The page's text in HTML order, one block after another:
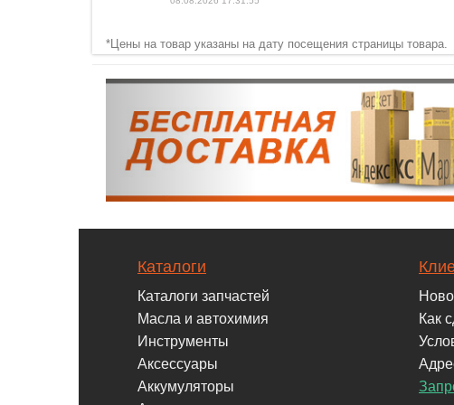
*Цены на товар указаны на дату посещения страницы товара.
Каталоги
Каталоги запчастей
Масла и автохимия
Инструменты
Аксессуары
Аккумуляторы
Как